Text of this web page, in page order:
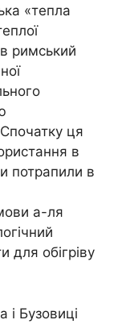
«тепла
римський
ця
в
потрапили в
а-ля
для обігріву
і Бузовиці